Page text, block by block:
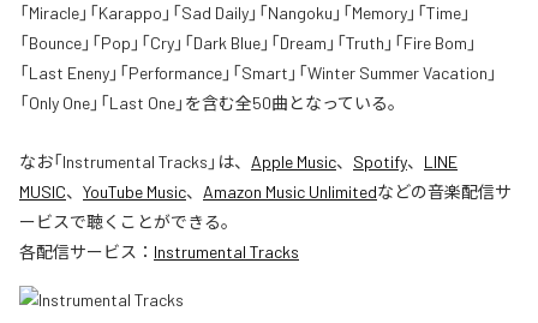
「Miracle」「Karappo」「Sad Daily」「Nangoku」「Memory」「Time」
「Bounce」「Pop」「Cry」「Dark Blue」「Dream」「Truth」「Fire Bom」
「Last Eneny」「Performance」「Smart」「Winter Summer Vacation」
「Only One」「Last One」を含む全50曲となっている。
なお「Instrumental Tracks 」は、 Apple Music、 Spotify、 LINE
MUSIC、 YouTube Music、 Amazon Music Unlimitedなどの音楽配信サ
ービスで聴くことができる。
各配信サービス： Instrumental Tracks